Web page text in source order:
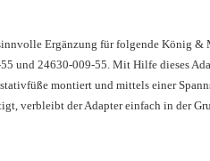
Ergänzung für folgende König
24630-009-55. Mit Hilfe dieses
montiert und mittels einer
verbleibt der Adapter einfach in der